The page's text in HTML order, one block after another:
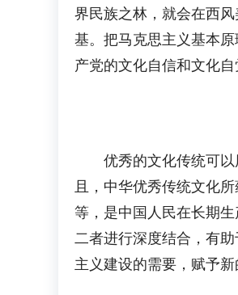
界民族之林，就会在西
基。把马克思主义基本
产党的文化自信和文化自
优秀的文化传统可以历
且，中华优秀传统文化
等，是中国人民在长期
二者进行深度结合，有
主义建设的需要，赋予